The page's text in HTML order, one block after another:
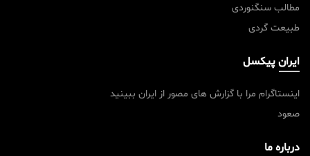
مطالب سنگنوردی
طبیعت گردی
ایران پیکسل
اینستاگرام مرا با گزارش های مصور از ایران ببینید
صعود
درباره ما